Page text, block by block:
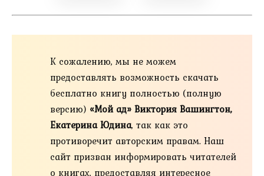
К сожалению, мы не можем
предоставлять возможность скачать
бесплатно книгу полностью (полную
версию) «Мой ад» Виктория Вашингтон,
Екатерина Юдина, так как это
противоречит авторским правам. Наш
сайт призван информировать читателей
о книгах, предоставляя интересное